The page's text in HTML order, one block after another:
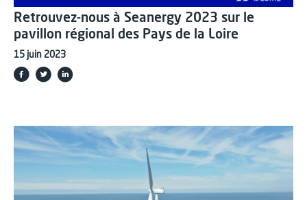
Retrouvez-nous à Seanergy 2023 sur le
pavillon régional des Pays de la Loire
15 juin 2023